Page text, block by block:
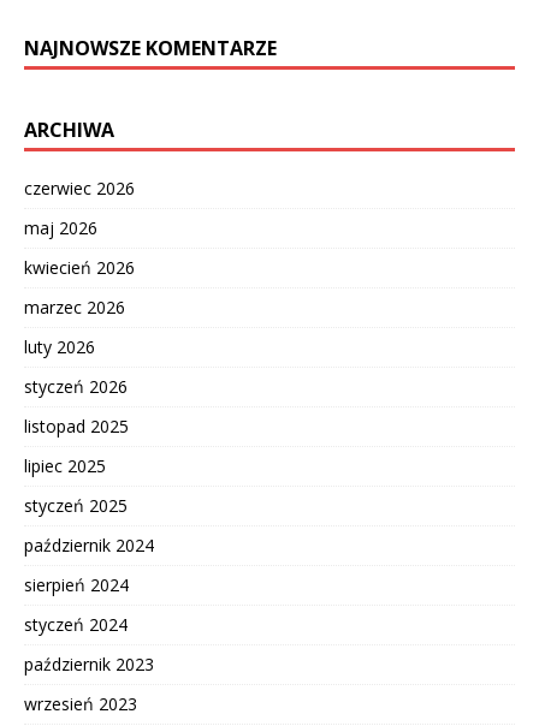
NAJNOWSZE KOMENTARZE
ARCHIWA
czerwiec 2026
maj 2026
kwiecień 2026
marzec 2026
luty 2026
styczeń 2026
listopad 2025
lipiec 2025
styczeń 2025
październik 2024
sierpień 2024
styczeń 2024
październik 2023
wrzesień 2023